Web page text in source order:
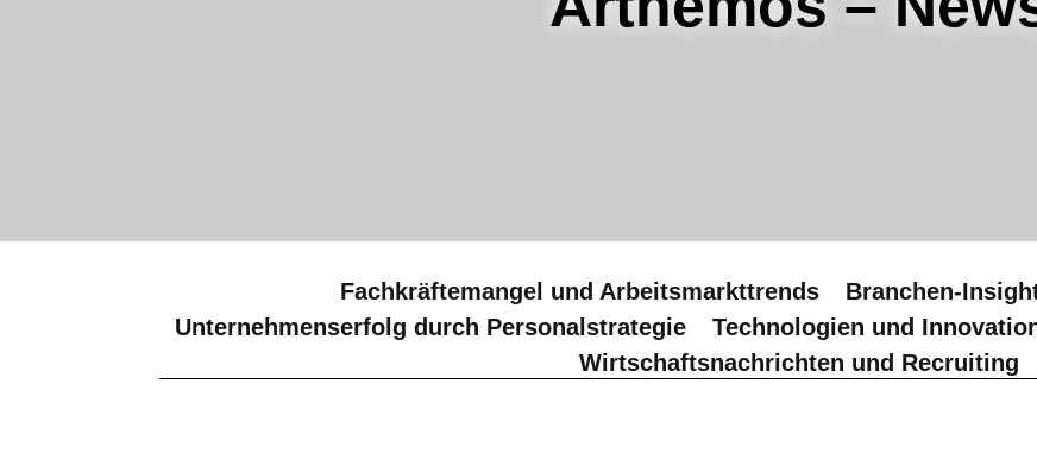
Fachkräftemangel und Arbeitsmarkttrends
Branchen-
Unternehmenserfolg durch Personalstrategie
Technologien und
Wirtschaftsnachrichten und Recruiting